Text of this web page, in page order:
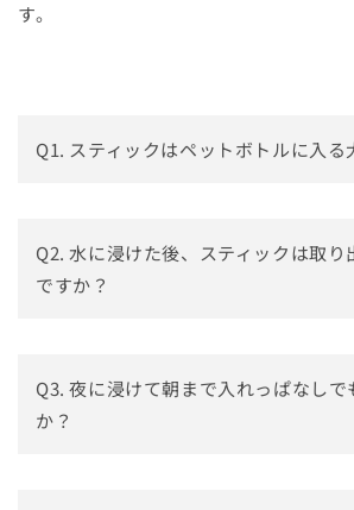
す。
Q1. スティックはペットボトルに入る
Q2. 水に浸けた後、スティックは取り
ですか？
Q3. 夜に浸けて朝まで入れっぱなしで
か？